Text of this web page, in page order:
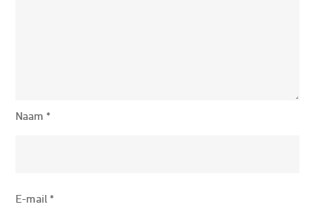
Naam*
E-mail*